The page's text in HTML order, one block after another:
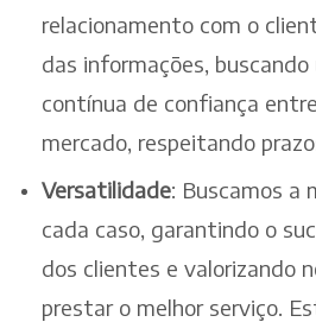
relacionamento com o
das informações, buscando
contínua de confiança
mercado, respeitando
Versatilidade: Buscamos a
cada caso, garantindo o
dos clientes e valorizando
prestar o melhor serviço.